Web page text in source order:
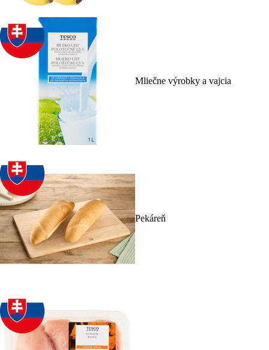
Mliečne výrobky a vajcia
Pekáreň